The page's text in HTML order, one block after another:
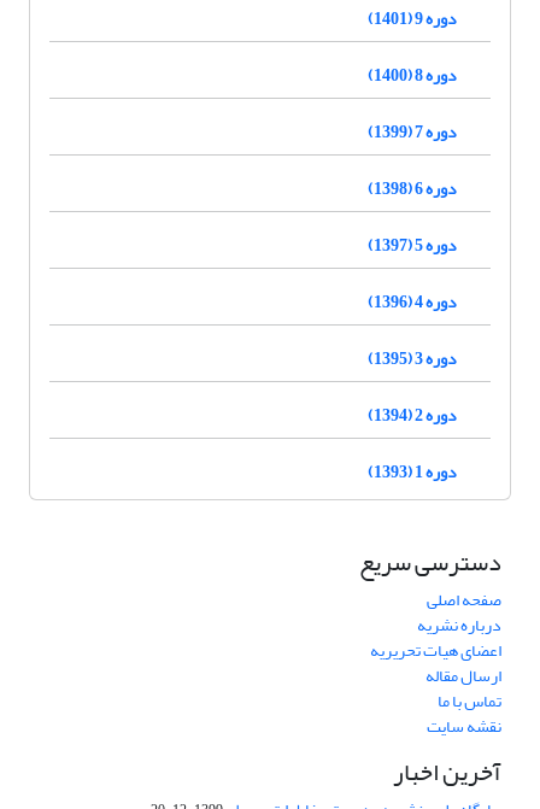
دوره 9 (1401)
دوره 8 (1400)
دوره 7 (1399)
دوره 6 (1398)
دوره 5 (1397)
دوره 4 (1396)
دوره 3 (1395)
دوره 2 (1394)
دوره 1 (1393)
دسترسی سریع
صفحه اصلی
درباره نشریه
اعضای هیات تحریریه
ارسال مقاله
تماس با ما
نقشه سایت
آخرین اخبار